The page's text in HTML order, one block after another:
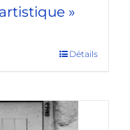
»
Détails